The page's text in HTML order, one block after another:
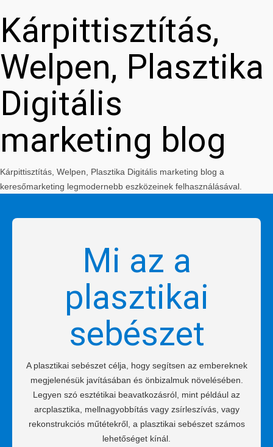
Kárpittisztítás,
Welpen, Plasztika
Digitális
marketing blog
Kárpittisztítás, Welpen, Plasztika Digitális marketing blog a
keresőmarketing legmodernebb eszközeinek felhasználásával.
Mi az a
plasztikai
sebészet
A plasztikai sebészet célja, hogy segítsen az embereknek
megjelenésük javításában és önbizalmuk növelésében.
Legyen szó esztétikai beavatkozásról, mint például az
arcplasztika, mellnagyobbítás vagy zsírleszívás, vagy
rekonstrukciós műtétekről, a plasztikai sebészet számos
lehetőséget kínál.